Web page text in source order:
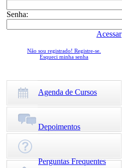
Senha:
Acessar
Não sou registrado! Registre-se.
Esqueci minha senha
Agenda de Cursos
Depoimentos
Perguntas Frequentes